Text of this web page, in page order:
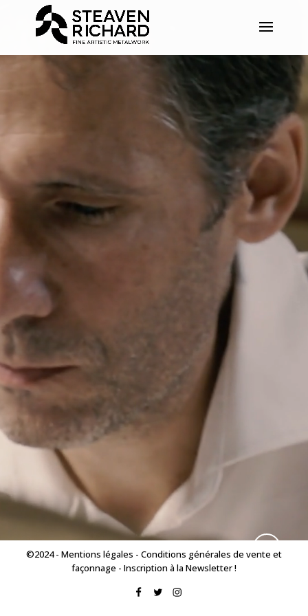
Accueil
y
©2024 - Mentions légales - Conditions générales de vente et
façonnage - Inscription à la Newsletter !